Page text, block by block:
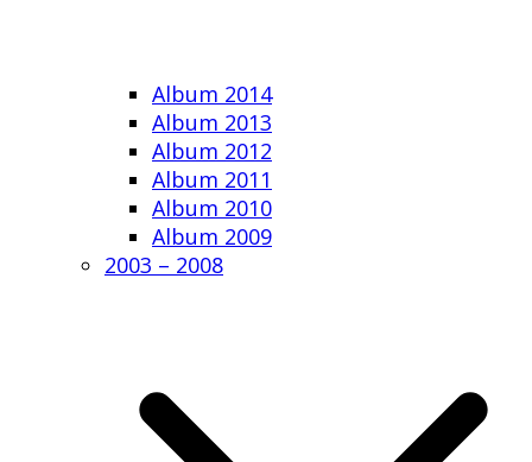
Album 2014
Album 2013
Album 2012
Album 2011
Album 2010
Album 2009
2003 – 2008